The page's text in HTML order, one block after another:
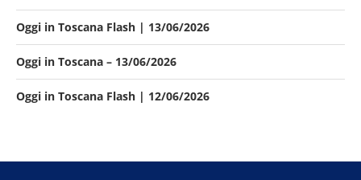
Oggi in Toscana Flash | 13/06/2026
Oggi in Toscana – 13/06/2026
Oggi in Toscana Flash | 12/06/2026